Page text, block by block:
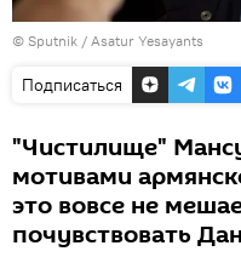
© Sputnik / Asatur Yesayants
Подписаться
"Чистилище"
мотивами
это вовсе не
почувствовать